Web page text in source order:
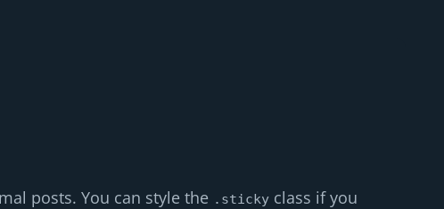
posts. You can style the .stickyclass if you